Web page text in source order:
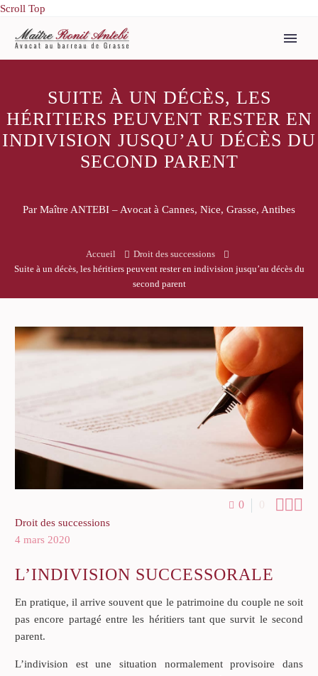
Scroll Top
SUITE À UN DÉCÈS, LES
HÉRITIERS PEUVENT RESTER EN
INDIVISION JUSQU’AU DÉCÈS DU
SECOND PARENT
Par Maître ANTEBI – Avocat à Cannes, Nice, Grasse, Antibes
Accueil
Droit des successions
Suite à un décès, les héritiers peuvent rester en indivision jusqu’au décès du
second parent
0 0 
Droit des successions
4 mars 2020
L’INDIVISION SUCCESSORALE
En pratique, il arrive souvent que le patrimoine du couple ne soit
pas encore partagé entre les héritiers tant que survit le second
parent.
L’indivision est une situation normalement provisoire dans